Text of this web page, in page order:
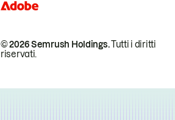
© 2026 Semrush Holdings.Tutti i diritti
riservati.